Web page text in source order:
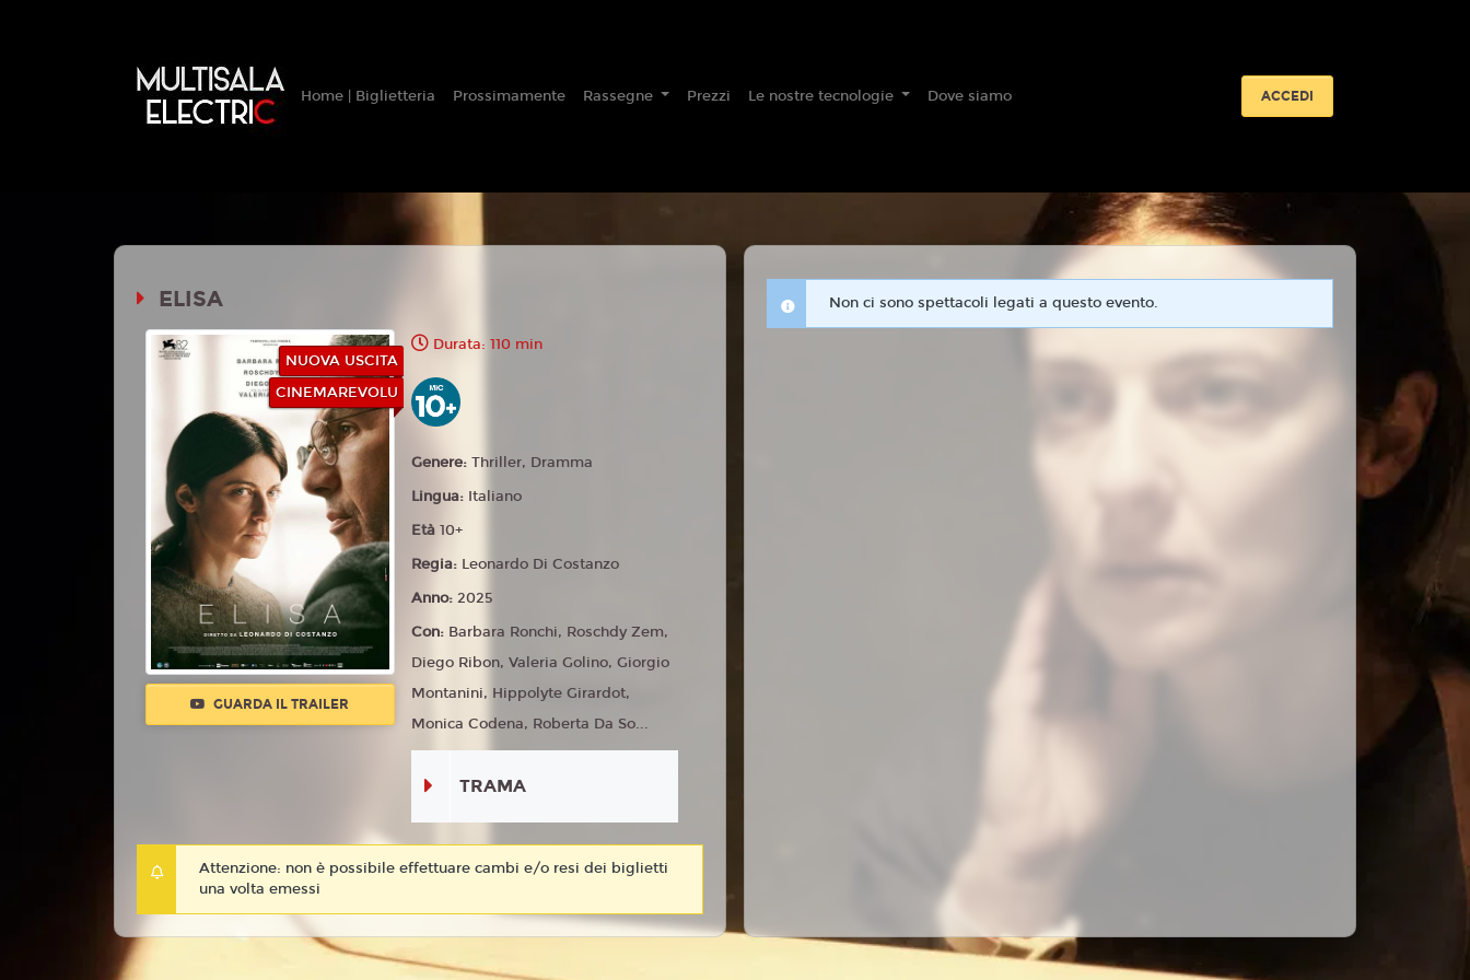
Home | Biglietteria Prossimamente Rassegne Prezzi Le nostre tecnologie Dove siamo ACCEDI
ELISA
NUOVA USCITA
CINEMAREVOLU
GUARDA IL TRAILER
Durata: 110 min
Genere:Thriller, Dramma
Lingua: Italiano
Età10+
Regia: Leonardo Di Costanzo
Anno:2025
Con: Barbara Ronchi, Roschdy Zem,
Diego Ribon, Valeria Golino, Giorgio
Montanini, Hippolyte Girardot,
Monica Codena, Roberta Da So...
TRAMA
Attenzione: non è possibile effettuare cambi e/o resi dei biglietti
una volta emessi
Non ci sono spettacoli legati a questo evento.